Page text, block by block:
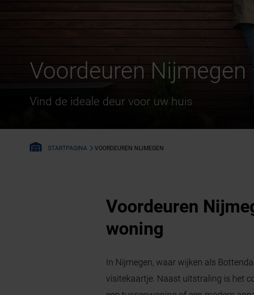
Voordeuren Nijmegen
Vind de ideale deur voor uw huis
STARTPAGINA VOORDEUREN NIJMEGEN
Voordeuren
woning
In Nijmegen, waar wijken als
visitekaartje. Naast uitstraling is het